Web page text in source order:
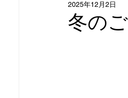
冬の
2025年12月2日